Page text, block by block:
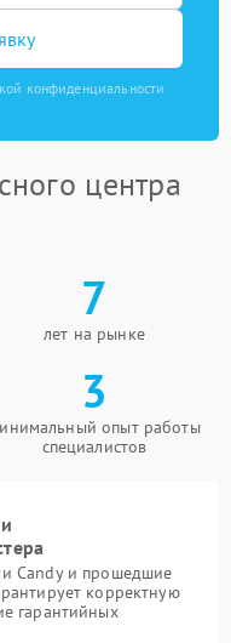
конфиденциальности
центра
7
лет на рынке
3
опыт работы
специалистов
Candy и прошедшие
корректную
гарантийных